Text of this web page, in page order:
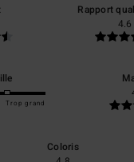
Rapport
4.6
Trop grand
Coloris